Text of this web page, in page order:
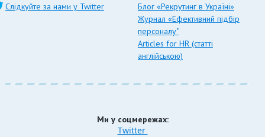
Слідкуйте за нами у Twitter
Блог «Рекрутинг в Україні»
Журнал «Ефективний підбір
персоналу"
Articles for HR (статті
англійською)
Ми у соцмережах:
Twitter